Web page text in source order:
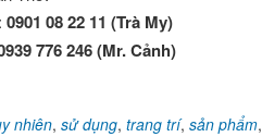
0901 08 22 11 (Trà My)
776 246 (Mr. Cảnh)
nhiên, sử dụng, trang trí, sản phẩm,